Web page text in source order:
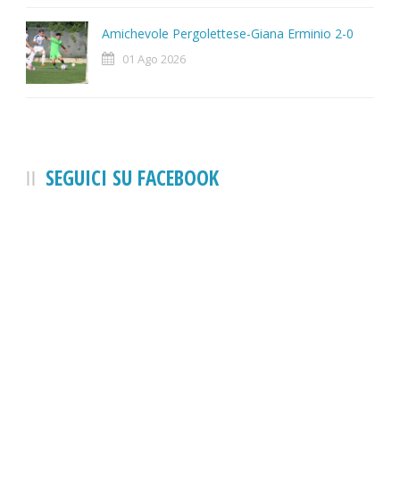
Amichevole Pergolettese-Giana Erminio 2-0
01 Ago 2026
SEGUICI SU FACEBOOK